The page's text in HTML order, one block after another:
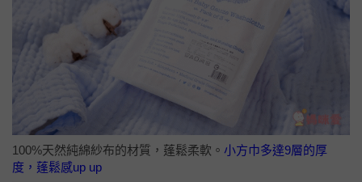
100%天然純綿紗布的材質，蓬鬆柔軟。 小方巾多達9層的厚
度，蓬鬆感up up